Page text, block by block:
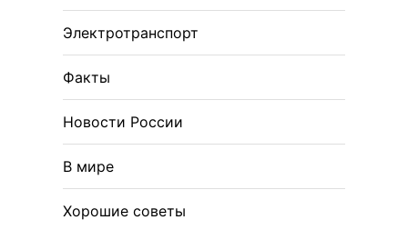
Электротранспорт
Факты
Новости России
В мире
Хорошие советы